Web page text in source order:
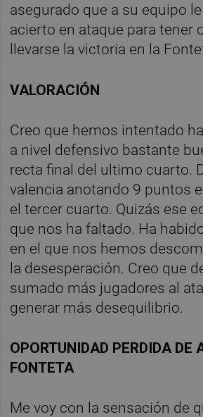
asegurado que a su equipo
acierto en ataque para tener
llevarse la victoria en la
VALORACIÓN
Creo que hemos intentado
a nivel defensivo bastante
recta final del ultimo cuarto.
valencia anotando 9 puntos
el tercer cuarto. Quizás ese
que nos ha faltado. Ha
en el que nos hemos
la desesperación. Creo que
sumado más jugadores al
generar más desequilibrio.
OPORTUNIDAD PERDIDA DE
FONTETA
Me voy con la sensación de